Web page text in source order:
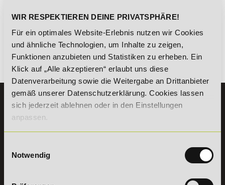
WIR RESPEKTIEREN DEINE PRIVATSPHÄRE!
Für ein optimales Website-Erlebnis nutzen wir Cookies
und ähnliche Technologien, um Inhalte zu zeigen,
Funktionen anzubieten und Statistiken zu erheben. Ein
Klick auf „Alle akzeptieren“ erlaubt uns diese
Datenverarbeitung sowie die Weitergabe an Drittanbieter
gemäß unserer Datenschutzerklärung. Cookies lassen
sich jederzeit ablehnen oder in den Einstellungen
anpassen.
Notwendig
*Der Rabattcode "NEUGIER5" ist mit weiteren Rabatten
kombinierbar. Wir informieren dich gern.
Es gibt keine Einträge mit diesem Anfangsbuchstaben.
KONTAKT
07191 - 22986 - 0
+49 (0) 7191 9513203
DeLSt GmbH - Deutsches eLearning Studieninstitut